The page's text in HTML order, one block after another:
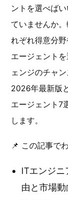
ントを選べば
ていませんか
れぞれ得意分
エージェント
ェンジのチャ
2026年最新版
エージェント7
します。
📌 この記事で
ITエンジニ
由と市場動